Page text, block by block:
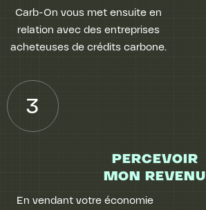
Carb-On vous met ensuite en
relation avec des entreprises
acheteuses de crédits carbone.
3
PERCEVOIR
MON REVENU
En vendant votre économie